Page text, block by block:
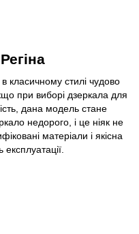
класичному стилі чудово
при виборі дзеркала для
дана модель стане
недорого, і це ніяк не
матеріали і якісна